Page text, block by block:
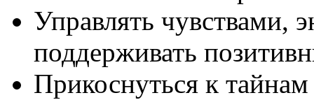
Управлять чувствами,
поддерживать
Прикоснуться к